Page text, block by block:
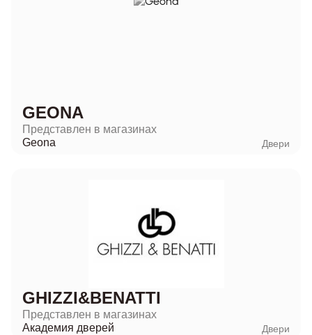
GEONA
Представлен в магазинах
Geona
Двери
GHIZZI&BENATTI
Представлен в магазинах
Академия дверей
Двери